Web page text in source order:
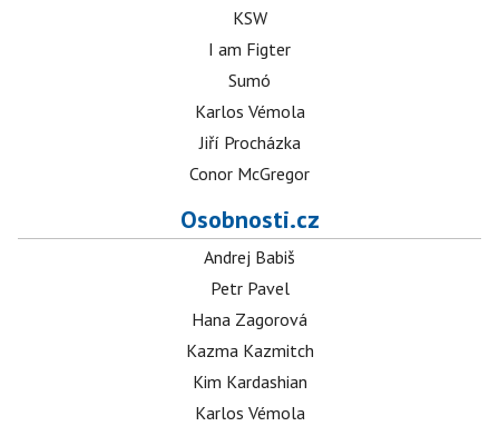
KSW
I am Figter
Sumó
Karlos Vémola
Jiří Procházka
Conor McGregor
Osobnosti.cz
Andrej Babiš
Petr Pavel
Hana Zagorová
Kazma Kazmitch
Kim Kardashian
Karlos Vémola